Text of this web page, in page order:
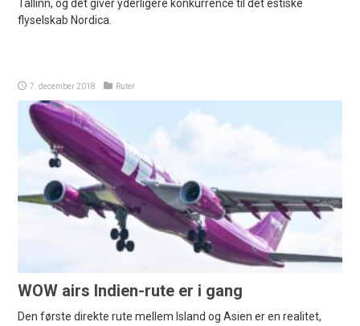
Tallinn, og det giver yderligere konkurrence til det estiske
flyselskab Nordica.
7. december 2018 Ruter
WOW airs Indien-rute er i gang
Den første direkte rute mellem Island og Asien er en realitet,